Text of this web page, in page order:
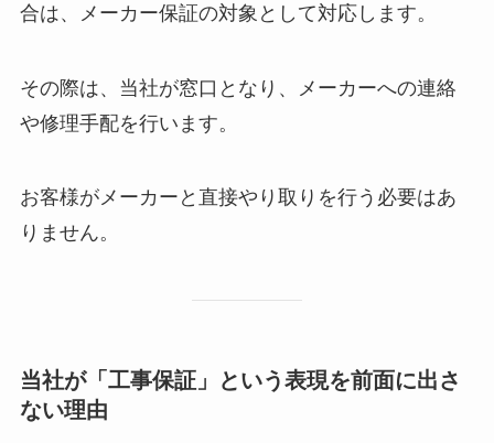
合は、メーカー保証の対象として対応します。
その際は、当社が窓口となり、メーカーへの連絡
や修理手配を行います。
お客様がメーカーと直接やり取りを行う必要はあ
りません。
当社が「工事保証」という表現を前面に出さ
ない理由